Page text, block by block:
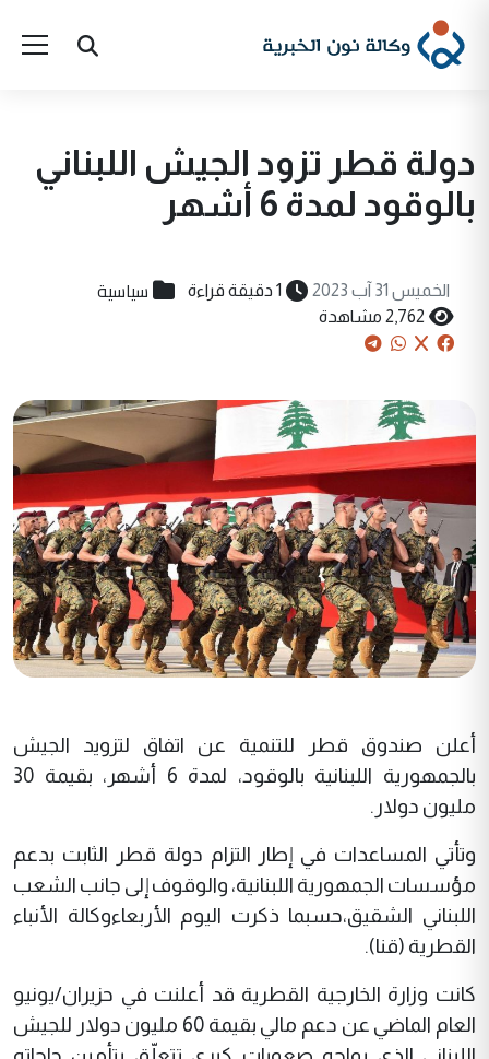
دولة قطر تزود الجيش اللبناني
بالوقود لمدة 6 أشهر
الخميس 31 آب 2023 1 دقيقة قراءة سياسية
2,762 مشاهدة
أعلن صندوق قطر للتنمية عن اتفاق لتزويد الجيش
بالجمهورية اللبنانية بالوقود، لمدة 6 أشهر، بقيمة 30
مليون دولار.
وتأتي المساعدات في إطار التزام دولة قطر الثابت بدعم
مؤسسات الجمهورية اللبنانية، والوقوف إلى جانب الشعب
اللبناني الشقيق،حسبما ذكرت اليوم الأربعاءوكالة الأنباء
القطرية (قنا).
كانت وزارة الخارجية القطرية قد أعلنت في حزيران/يونيو
العام الماضي عن دعم مالي بقيمة 60 مليون دولار للجيش